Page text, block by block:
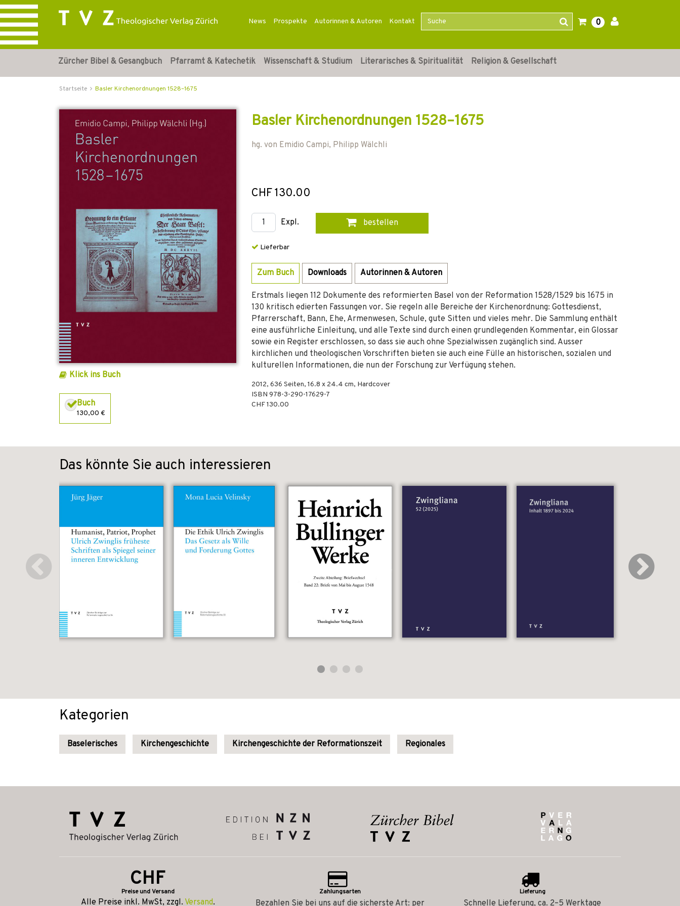
News Prospekte Autorinnen & Autoren Kontakt 0
Zürcher Bibel & Gesangbuch Pfarramt & Katechetik Wissenschaft & Studium Literarisches & Spiritualität Religion & Gesellschaft
Startseite Basler Kirchenordnungen 1528–1675
Klick ins Buch
Buch
130,00 €
Basler Kirchenordnungen 1528–1675
hg. von Emidio Campi, Philipp Wälchli
CHF 130.00
Expl. bestellen
Lieferbar
Zum Buch Downloads Autorinnen & Autoren
Erstmals liegen 112 Dokumente des reformierten Basel von der Reformation 1528/1529 bis 1675 in
130 kritisch edierten Fassungen vor. Sie regeln alle Bereiche der Kirchenordnung: Gottesdienst,
Pfarrerschaft, Bann, Ehe, Armenwesen, Schule, gute Sitten und vieles mehr. Die Sammlung enthält
eine ausführliche Einleitung, und alle Texte sind durch einen grundlegenden Kommentar, ein Glossar
sowie ein Register erschlossen, so dass sie auch ohne Spezialwissen zugänglich sind. Ausser
kirchlichen und theologischen Vorschriften bieten sie auch eine Fülle an historischen, sozialen und
kulturellen Informationen, die nun der Forschung zur Verfügung stehen.
2012, 636 Seiten, 16.8 x 24.4 cm, Hardcover
ISBN 978-3-290-17629-7
CHF 130.00
Das könnte Sie auch interessieren
Kategorien
Baselerisches Kirchengeschichte Kirchengeschichte der Reformationszeit Regionales
CHF
Preise und Versand
Alle Preise inkl. MwSt, zzgl. Versand.
Zahlungsarten
Bezahlen Sie bei uns auf die sicherste Art: per
Lieferung
Schnelle Lieferung, ca. 2–5 Werktage